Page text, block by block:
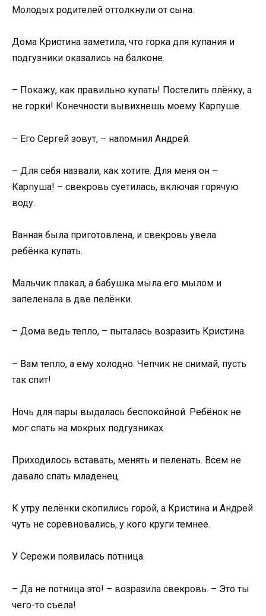
Молодых родителей оттолкнули от сына.
Дома Кристина заметила, что горка для купания и
подгузники оказались на балконе.
– Покажу, как правильно купать! Постелить плёнку, а
не горки! Конечности вывихнешь моему Карпуше.
– Его Сергей зовут, – напомнил Андрей.
– Для себя назвали, как хотите. Для меня он –
Карпуша! – свекровь суетилась, включая горячую
воду.
Ванная была приготовлена, и свекровь увела
ребёнка купать.
Мальчик плакал, а бабушка мыла его мылом и
запеленала в две пелёнки.
– Дома ведь тепло, – пыталась возразить Кристина.
– Вам тепло, а ему холодно. Чепчик не снимай, пусть
так спит!
Ночь для пары выдалась беспокойной. Ребёнок не
мог спать на мокрых подгузниках.
Приходилось вставать, менять и пеленать. Всем не
давало спать младенец.
К утру пелёнки скопились горой, а Кристина и Андрей
чуть не соревновались, у кого круги темнее.
У Сережи появилась потница.
– Да не потница это! – возразила свекровь. – Это ты
чего-то съела!